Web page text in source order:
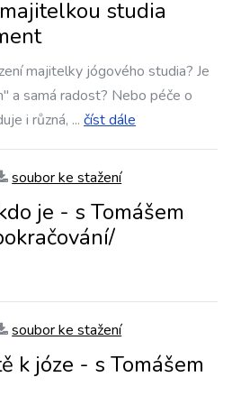
studia
majitelky jógového studia? Je
a samá radost? Nebo péče o
i různá, ... číst dále
soubor ke stažení
je - s Tomášem
soubor ke stažení
k józe - s Tomášem